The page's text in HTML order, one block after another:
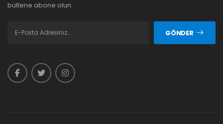
bültene abone olun.
GÖNDER